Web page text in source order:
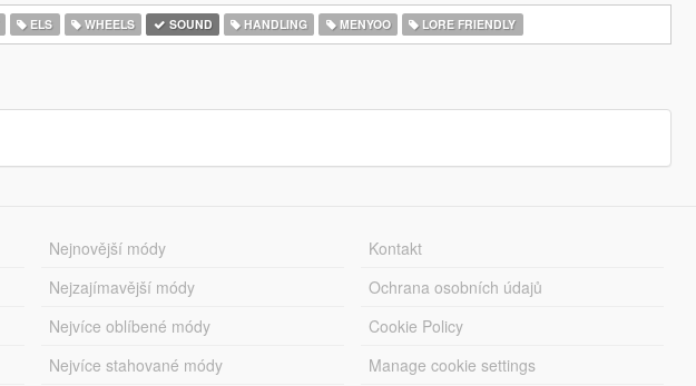
ELS WHEELS SOUND HANDLING MENYOO LORE FRIENDLY
Nejnovější módy
Nejzajímavější módy
Nejvíce oblíbené módy
Nejvíce stahované módy
Kontakt
Ochrana osobních údajů
Cookie Policy
Manage cookie settings